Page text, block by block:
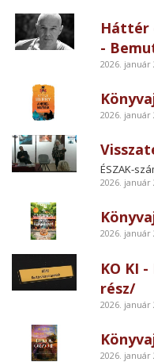
Háttér
-
2026.
2026.
ÉSZAK-
2026.
2026.
KO KI
rész/
2026.
2026. január